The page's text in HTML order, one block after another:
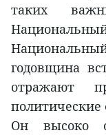
таких
годовщина
отражают
политические
Он высоко